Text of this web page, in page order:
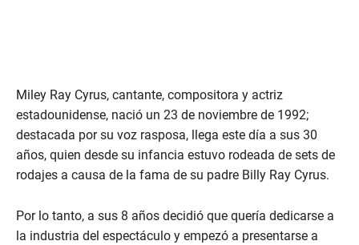
Miley Ray Cyrus, cantante, compositora y actriz
estadounidense, nació un 23 de noviembre de 1992;
destacada por su voz rasposa, llega este día a sus 30
años, quien desde su infancia estuvo rodeada de sets de
rodajes a causa de la fama de su padre Billy Ray Cyrus.
Por lo tanto, a sus 8 años decidió que quería dedicarse a
la industria del espectáculo y empezó a presentarse a